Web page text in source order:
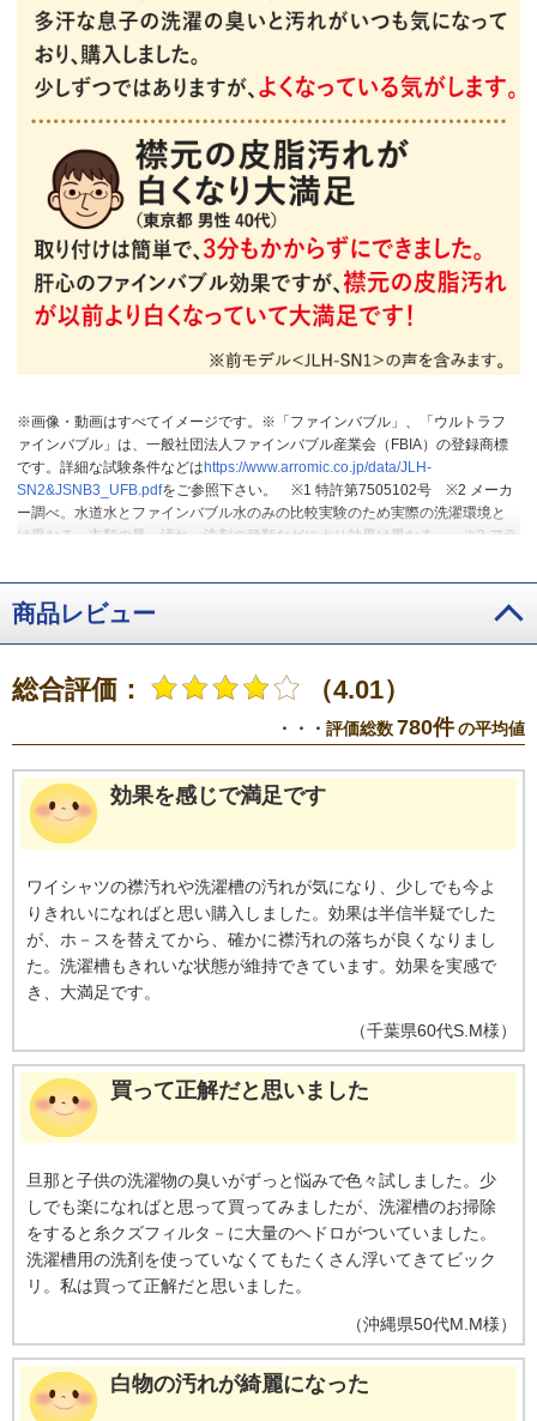
※画像・動画はすべてイメージです。※「ファインバブル」、「ウルトラフ
ァインバブル」は、一般社団法人ファインバブル産業会（FBIA）の登録商標
です。詳細な試験条件などは https://www.arromic.co.jp/data/JLH-
SN2&JSNB3_UFB.pdfをご参照下さい。 ※1 特許第7505102号
※2 メーカ
ー調べ。水道水とファインバブル水のみの比較実験のため実際の洗濯環境と
は異なる。衣類の量・汚れ・洗剤の種類などにより効果は異なる。
※3 アラ
ン・ラー油5ml・カレー15mlを付けた後1時間付け置き・2kgの洗濯物と一緒
に標準モードで10回繰り返して洗濯した場合。
※4 実使用比較のため同一
条件の汚れとはならない場合あり。全ての汚れに対しての試験結果ではな
い。衣類の量や汚れ、洗剤の種類により効果は異なる。
※5 メーカー調
べ。
※6 【加齢臭】加齢臭の原因物質ノネナールにおいて。【生乾き臭】実
際の洗濯環境と異なる。
※8 2槽式洗濯機を除く。 20240101～20241231
商品レビュー
総合評価： （4.01）
・・・評価総数780件の平均値
効果を感じで満足です
ワイシャツの襟汚れや洗濯槽の汚れが気になり、少しでも今よ
りきれいになればと思い購入しました。効果は半信半疑でした
が、ホ－スを替えてから、確かに襟汚れの落ちが良くなりまし
た。洗濯槽もきれいな状態が維持できています。効果を実感で
き、大満足です。
（千葉県60代S.M様）
買って正解だと思いました
旦那と子供の洗濯物の臭いがずっと悩みで色々試しました。少
しでも楽になればと思って買ってみましたが、洗濯槽のお掃除
をすると糸クズフィルタ－に大量のヘドロがついていました。
洗濯槽用の洗剤を使っていなくてもたくさん浮いてきてビック
リ。私は買って正解だと思いました。
（沖縄県50代M.M様）
白物の汚れが綺麗になった